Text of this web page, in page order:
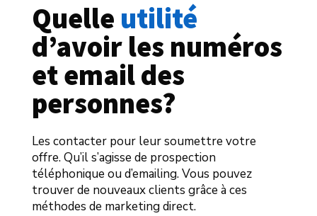
Quelle utilité
d’avoir les numéros
et email des
personnes?
Les contacter pour leur soumettre votre
offre. Qu’il s’agisse de prospection
téléphonique ou d’emailing. Vous pouvez
trouver de nouveaux clients grâce à ces
méthodes de marketing direct.